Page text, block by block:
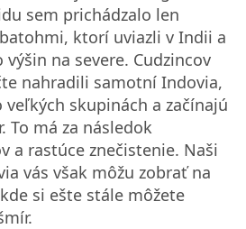
sem prichádzalo len
ktorí uviazli v Indii a
na severe. Cudzincov
nahradili samotní Indovia,
skupinách a začínajú
To má za následok
a rastúce znečistenie. Naši
vás však môžu zobrať na
si ešte stále môžete